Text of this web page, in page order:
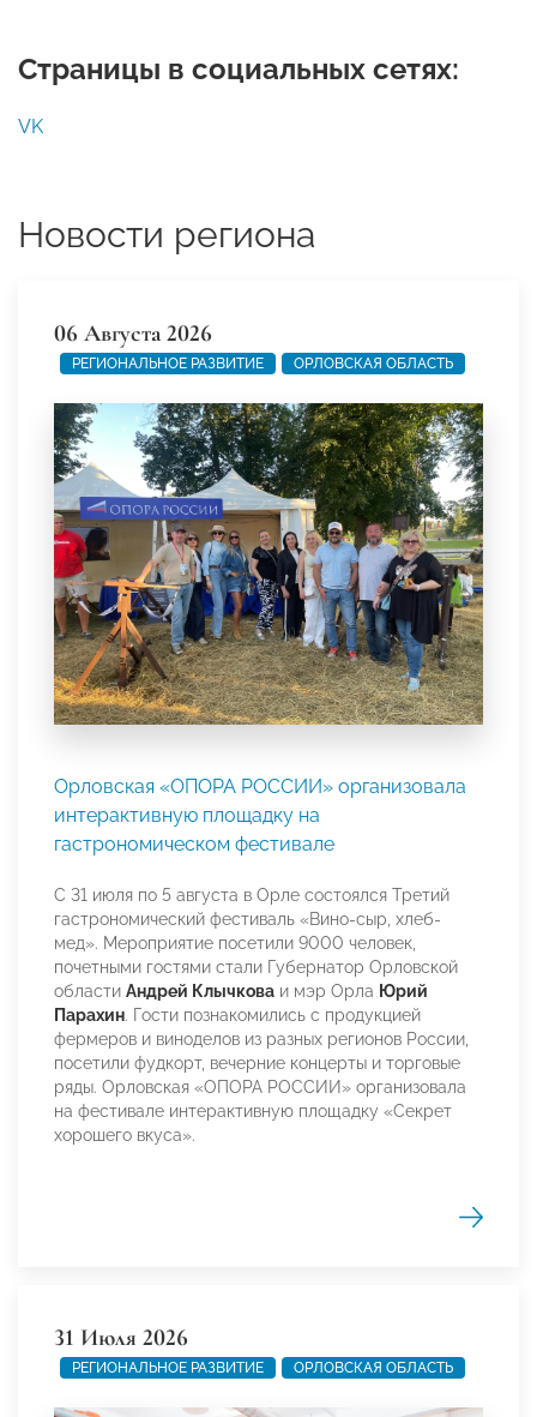
Страницы в социальных сетях:
VK
Новости региона
06 Августа 2026
РЕГИОНАЛЬНОЕ РАЗВИТИЕ ОРЛОВСКАЯ ОБЛАСТЬ
Орловская «ОПОРА РОССИИ» организовала
интерактивную площадку на
гастрономическом фестивале
С 31 июля по 5 августа в Орле состоялся Третий
гастрономический фестиваль «Вино-сыр, хлеб-
мед». Мероприятие посетили 9000 человек,
почетными гостями стали Губернатор Орловской
области Андрей Клычкова и мэр Орла Юрий
Парахин. Гости познакомились с продукцией
фермеров и виноделов из разных регионов России,
посетили фудкорт, вечерние концерты и торговые
ряды. Орловская «ОПОРА РОССИИ» организовала
на фестивале интерактивную площадку «Секрет
хорошего вкуса».
31 Июля 2026
РЕГИОНАЛЬНОЕ РАЗВИТИЕ ОРЛОВСКАЯ ОБЛАСТЬ